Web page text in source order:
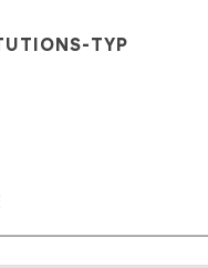
TYP